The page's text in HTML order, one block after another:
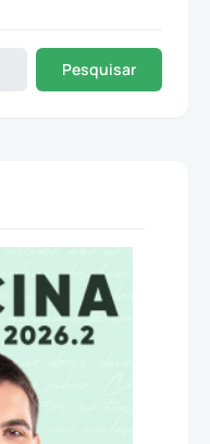
Pesquisar